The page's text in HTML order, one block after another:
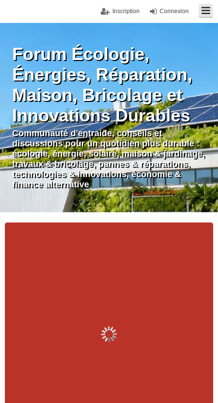
Connexion
Inscription
Forum Écologie,
Énergies, Réparation,
Maison, Bricolage et
Innovations Durables
Communauté d'entraide, conseils et
discussions pour un quotidien plus durable :
écologie, énergie, solaire, maison & jardinage,
travaux & bricolage, pannes & réparations,
technologies & innovations, économie &
finance alternative